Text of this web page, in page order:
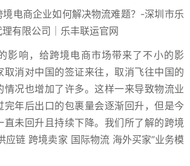
影响，给跨境电商市场带来了不小的影
取消对中国的签证来往，取消飞往中国的
情况也增加了许多。这样一来导致物流业
完年后出口的包裹量会逐渐回升，但是今
直未回升且持续下降。我们所了解的跨境
应链 跨境卖家 国际物流 海外买家”业务模